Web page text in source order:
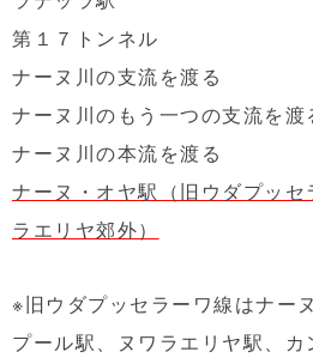
第１７トンネル
ナーヌ川の支流を渡る
ナーヌ川のもう一つの支流を渡
ナーヌ川の本流を渡る
ナーヌ・オヤ駅（旧ウダプッ
ラエリヤ郊外）
※旧ウダプッセラーワ線はナー
プール駅、ヌワラエリヤ駅、